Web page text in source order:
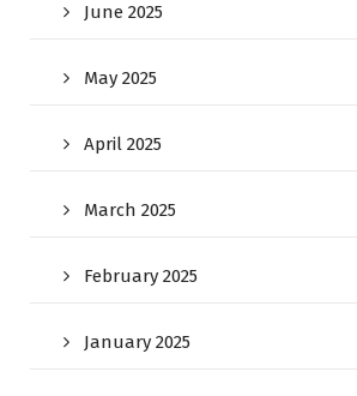
June 2025
May 2025
April 2025
March 2025
February 2025
January 2025